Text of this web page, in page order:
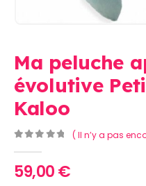
Ma peluche
évolutive
Kaloo
( Il n’y a pas
59,00€